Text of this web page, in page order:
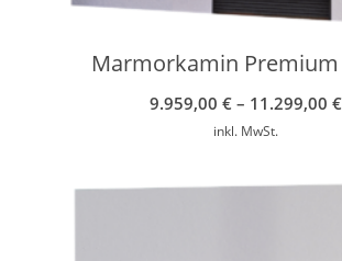
Marmorkamin Premium
9.959,00€ – 11.299,00€
inkl. MwSt.